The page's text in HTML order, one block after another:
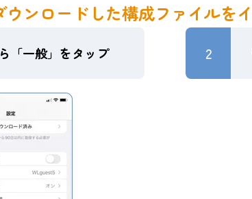
ウンロードした構成ファイルを
「一般」をタップ 2